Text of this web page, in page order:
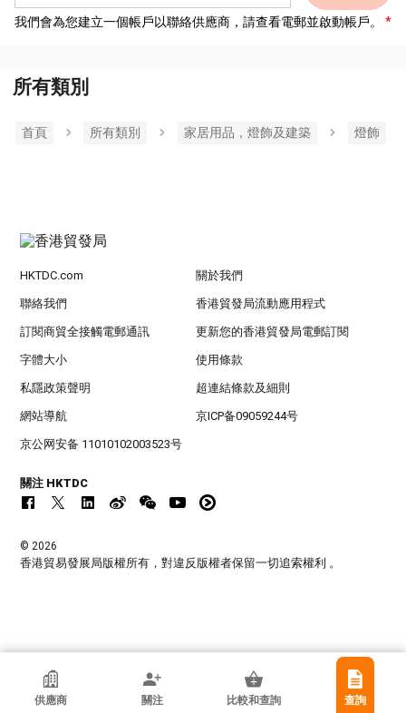
我們會為您建立一個帳戶以聯絡供應商，請查看電郵並啟動帳戶。
所有類別
首頁 所有類別 家居用品，燈飾及建築 燈飾
香港貿發局參展商
壹流明光電科技有限公司
供應商 關注 比較和查詢 查詢
HKTDC.com 關於我們
聯絡我們 香港貿發局流動應用程式
訂閱商貿全接觸電郵通訊 更新您的香港貿發局電郵訂閱
字體大小 使用條款
私隱政策聲明 超連結條款及細則
網站導航 京ICP备09059244号
京公网安备 11010102003523号
關注 HKTDC
© 2026
香港貿易發展局版權所有，對違反版權者保留一切追索權利 。